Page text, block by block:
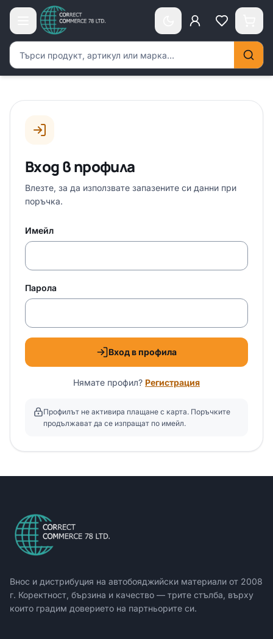
Търсене на продукти
Вход в профила
Влезте, за да използвате запазените си данни при
поръчка.
Имейл
Парола
Вход в профила
Нямате профил? Регистрация
Профилът не активира плащане с карта. Поръчките
продължават да се изпращат по имейл.
Внос и дистрибуция на автобояджийски материали от 2008
г. Коректност, бързина и качество — трите стълба, върху
които градим доверието на партньорите си.